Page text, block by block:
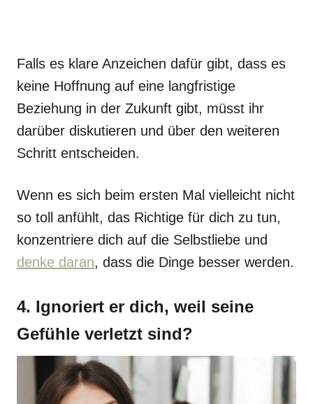
Falls es klare Anzeichen dafür gibt, dass es
keine Hoffnung auf eine langfristige
Beziehung in der Zukunft gibt, müsst ihr
darüber diskutieren und über den weiteren
Schritt entscheiden.
Wenn es sich beim ersten Mal vielleicht nicht
so toll anfühlt, das Richtige für dich zu tun,
konzentriere dich auf die Selbstliebe und
denke daran, dass die Dinge besser werden.
4. Ignoriert er dich, weil seine
Gefühle verletzt sind?